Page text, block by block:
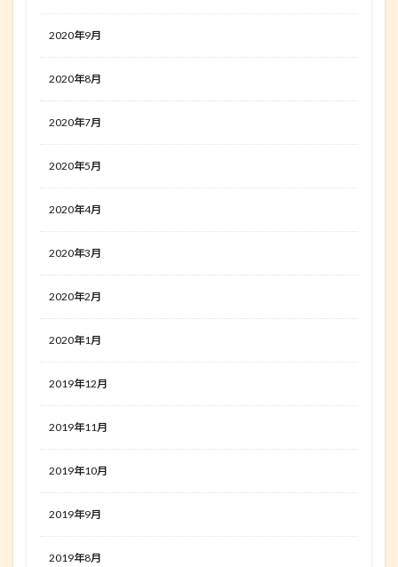
2020年9月
2020年8月
2020年7月
2020年5月
2020年4月
2020年3月
2020年2月
2020年1月
2019年12月
2019年11月
2019年10月
2019年9月
2019年8月